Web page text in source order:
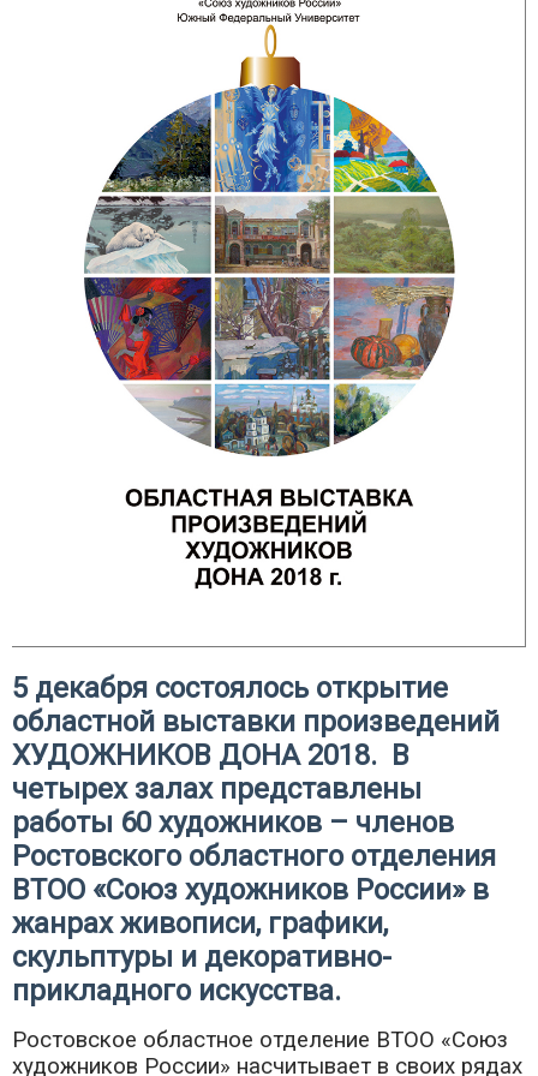
5 декабря состоялось открытие
областной выставки произведений
ХУДОЖНИКОВ ДОНА 2018. В
четырех залах представлены
работы 60 художников – членов
Ростовского областного отделения
ВТОО «Союз художников России» в
жанрах живописи, графики,
скульптуры и декоративно-
прикладного искусства.
Ростовское областное отделение ВТОО «Союз
художников России» насчитывает в своих рядах